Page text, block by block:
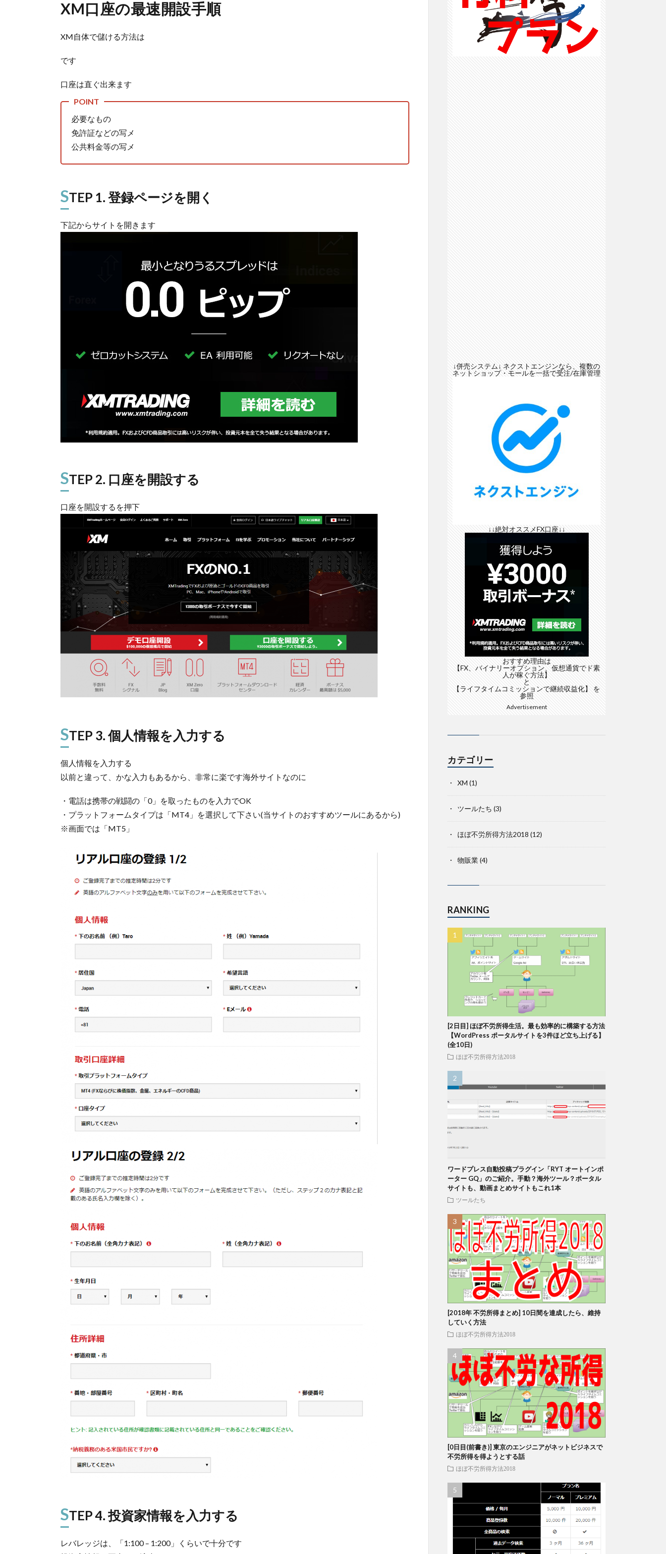
XM口座の最速開設手順
XM自体で儲ける方法は
です
口座は直ぐ出来ます
必要なもの
免許証などの写メ
公共料金等の写メ
STEP 1. 登録ページを開く
下記からサイトを開きます
STEP 2. 口座を開設する
口座を開設するを押下
STEP 3. 個人情報を入力する
個人情報を入力する
以前と違って、かな入力もあるから、非常に楽です海外サイトなのに
・電話は携帯の戦闘の「0」を取ったものを入力でOK
・プラットフォームタイプは「MT4」を選択して下さい(当サイトのおすすめツールにあるから)
※画面では「MT5」
STEP 4. 投資家情報を入力する
レバレッジは、「1:100 – 1:200」くらいで十分です
↓併売システム↓ ネクストエンジンなら、複数の
ネットショップ・モールを一括で受注/在庫管理
↓↓絶対オススメFX口座↓↓
おすすめ理由は
【FX、バイナリーオプション、仮想通貨でド素
人が稼ぐ方法】
と
【ライフタイムコミッションで継続収益化】
を
参照
Advertisement
カテゴリー
XM (1)
ツールたち (3)
ほぼ不労所得方法2018 (12)
物販業(4)
RANKING
[2日目] ほぼ不労所得生活。最も効率的に構築する方法
【WordPress ポータルサイトを3件ほど立ち上げる】
(全10日)
ほぼ不労所得方法2018
ワードプレス自動投稿プラグイン「RYT オートインポ
ーター GQ」のご紹介。手動？海外ツール？ポータル
サイトも、動画まとめサイトもこれ1本
ツールたち
[2018年 不労所得まとめ] 10日間を達成したら、維持
していく方法
ほぼ不労所得方法2018
[0日目(前書き)] 東京のエンジニアがネットビジネスで
不労所得を得ようとする話
ほぼ不労所得方法2018